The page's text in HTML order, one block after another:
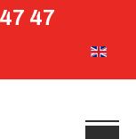
47